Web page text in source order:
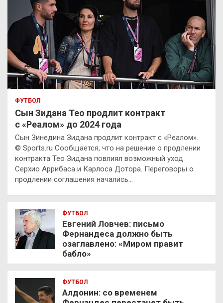
ФУТБОЛ
Сын Зидана Тео продлит контракт
с «Реалом» до 2024 года
Сын Зинедина Зидана продлит контракт с «Реалом».
© Sports.ru Сообщается, что на решение о продлении
контракта Тео Зидана повлиял возможный уход
Серхио Аррибаса и Карлоса Дотора. Переговоры о
продлении соглашения начались…
ФУТБОЛ
Евгений Ловчев: письмо
Фернандеса должно быть
озаглавлено: «Миром правит
бабло»
ФУТБОЛ
Алдонин: со временем